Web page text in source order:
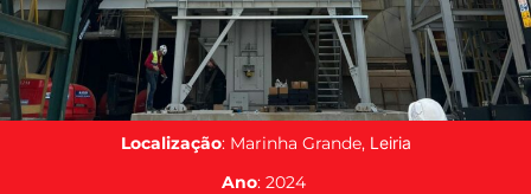
Localização: Marinha Grande, Leiria
Ano: 2024